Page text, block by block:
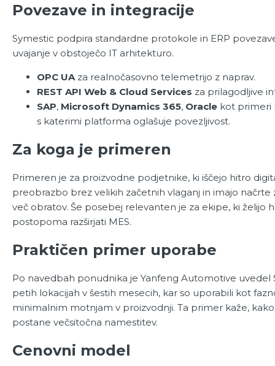
Povezave in integracije
Symestic podpira standardne protokole in ERP
uvajanje v obstoječo IT arhitekturo.
OPC UAza realnočasovno telemetrijo z naprav.
REST API Web & Cloud Services za prilagodljive
SAP, Microsoft Dynamics 365, Oracle kot primeri
s katerimi platforma oglašuje povezljivost.
Za koga je primeren
Primeren je za proizvodne podjetnike, ki iščejo hitro
preobrazbo brez velikih začetnih vlaganj in imajo načrte
več obratov. Še posebej relevanten je za ekipe, ki želijo
postopoma razširjati MES.
Praktičen primer uporabe
Po navedbah ponudnika je Yanfeng Automotive uvedel
petih lokacijah v šestih mesecih, kar so uporabili kot
minimalnim motnjam v proizvodnji. Ta primer kaže,
postane večsitočna namestitev.
Cenovni model